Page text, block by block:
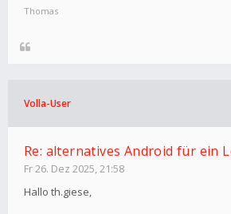
Thomas
Volla-User
Re: alternatives Android für ein
Fr 26. Dez 2025, 21:58
Hallo th.giese,